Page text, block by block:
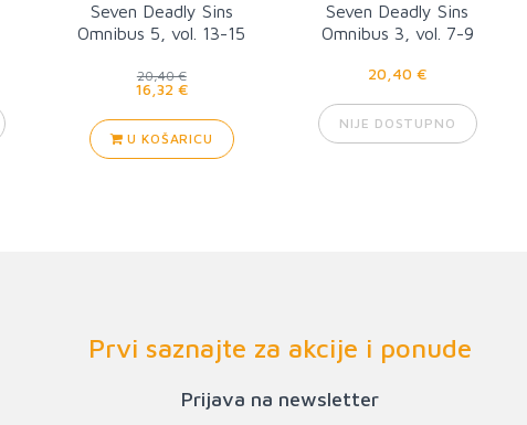
Seven Deadly Sins
Omnibus 5, vol. 13-15
20,40 €
16,32 €
U KOŠARICU
Seven Deadly Sins
Omnibus 3, vol. 7-9
20,40 €
NIJE DOSTUPNO
Prvi saznajte za akcije i ponude
Prijava na newsletter